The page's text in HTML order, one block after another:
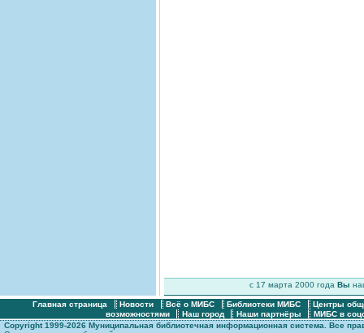
c 17 марта 2000 годаВы
Главная страница Новости Всё о МИБС Библиотеки МИБС
Центры
возможностями
Наш город Наши партнёры
МИБС в
Copyright 1999-2026 Муниципальная библиотечная информационная система. Все